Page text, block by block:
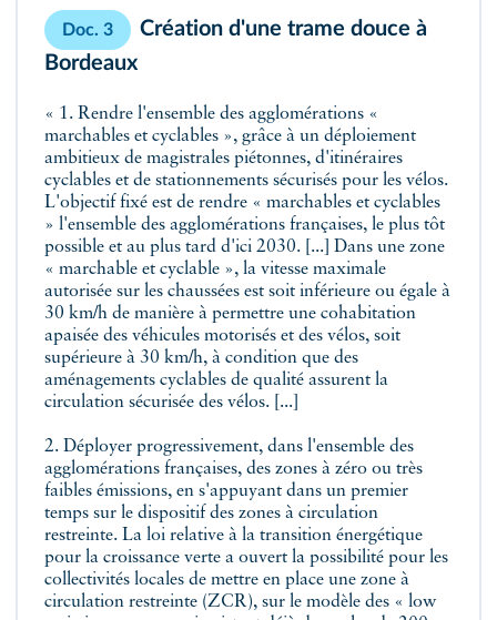
Doc. 3
Création d'une trame douce à
Bordeaux
« 1. Rendre l'ensemble des agglomérations «
marchables et cyclables », grâce à un déploiement
ambitieux de magistrales piétonnes, d'itinéraires
cyclables et de stationnements sécurisés pour les vélos.
L'objectif fixé est de rendre « marchables et cyclables
» l'ensemble des agglomérations françaises, le plus tôt
possible et au plus tard d'ici 2030. [...] Dans une zone
« marchable et cyclable », la vitesse maximale
autorisée sur les chaussées est soit inférieure ou égale à
30 km/h de manière à permettre une cohabitation
apaisée des véhicules motorisés et des vélos, soit
supérieure à 30 km/h, à condition que des
aménagements cyclables de qualité assurent la
circulation sécurisée des vélos. [...]
2. Déployer progressivement, dans l'ensemble des
agglomérations françaises, des zones à zéro ou très
faibles émissions, en s'appuyant dans un premier
temps sur le dispositif des zones à circulation
restreinte. La loi relative à la transition énergétique
pour la croissance verte a ouvert la possibilité pour les
collectivités locales de mettre en place une zone à
circulation restreinte (ZCR), sur le modèle des « low